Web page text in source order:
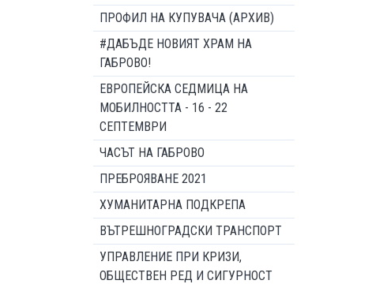
ПРОФИЛ НА КУПУВАЧА (АРХИВ)
#ДАБЪДЕ НОВИЯТ ХРАМ НА
ГАБРОВО!
ЕВРОПЕЙСКА СЕДМИЦА НА
МОБИЛНОСТТА - 16 - 22
СЕПТЕМВРИ
ЧАСЪТ НА ГАБРОВО
ПРЕБРОЯВАНЕ 2021
ХУМАНИТАРНА ПОДКРЕПА
ВЪТРЕШНОГРАДСКИ ТРАНСПОРТ
УПРАВЛЕНИЕ ПРИ КРИЗИ,
ОБЩЕСТВЕН РЕД И СИГУРНОСТ